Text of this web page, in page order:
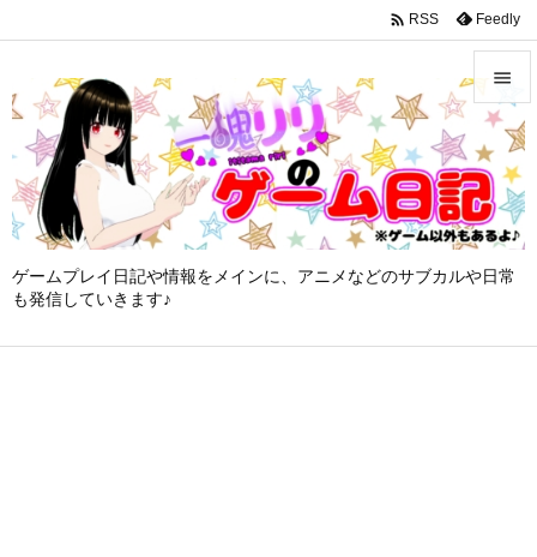
google-site-verification: googleffbc969efee6c755.html
ゲームプレイ日記や情報をメインに、アニメなどのサブカルや日常
も発信していきます♪


メニュ

サイド

前へ
 RSS Feedly